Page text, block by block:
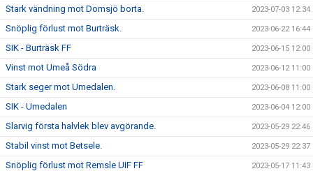
Stark vändning mot Domsjö borta. 2023-07-03 12:34
Snöplig förlust mot Burträsk. 2023-06-22 16:44
SIK - Burträsk FF 2023-06-15 12:00
Vinst mot Umeå Södra 2023-06-12 11:00
Stark seger mot Umedalen. 2023-06-08 11:00
SIK - Umedalen 2023-06-04 12:00
Slarvig första halvlek blev avgörande. 2023-05-29 22:46
Stabil vinst mot Betsele. 2023-05-29 22:37
Snöplig förlust mot Remsle UIF FF 2023-05-17 11:43